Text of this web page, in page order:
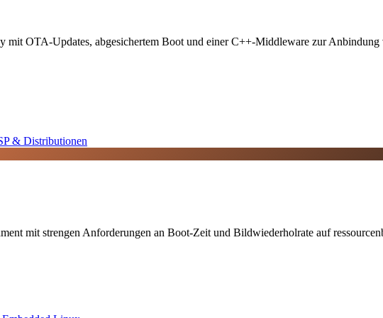
OTA-Updates, abgesichertem Boot und einer C++-Middleware zur Anbindung
& Distributionen
mit strengen Anforderungen an Boot-Zeit und Bildwiederholrate auf